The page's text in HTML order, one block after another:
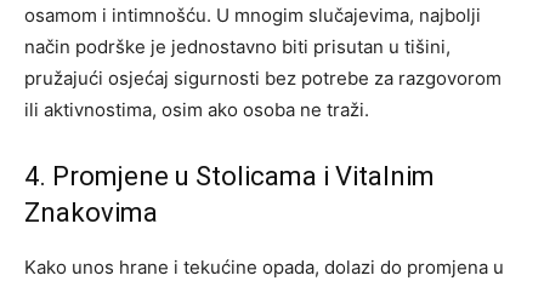
osamom i intimnošću. U mnogim slučajevima, najbolji
način podrške je jednostavno biti prisutan u tišini,
pružajući osjećaj sigurnosti bez potrebe za razgovorom
ili aktivnostima, osim ako osoba ne traži.
4. Promjene u Stolicama i Vitalnim
Znakovima
Kako unos hrane i tekućine opada, dolazi do promjena u